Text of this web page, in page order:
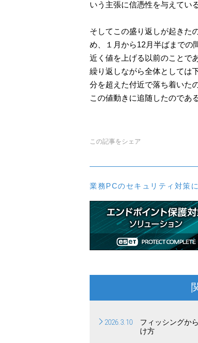
いう主張に信憑性を与えている
そしてこの盛り返しが起きた
め、１月から12月半ばまでの
近く値を上げる以前のことで
繰り返しながら全体としては
分を超えた付近で落ち着いた
この値動きに追随したのである
この記事をシェア
業務PCのセキュリティ対策に
2026.3.10
フィッシングか
け方